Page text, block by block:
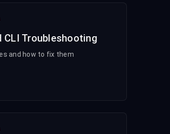
CLI Troubleshooting
and how to fix them